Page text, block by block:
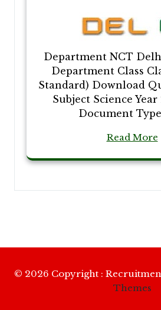
Department NCT
Department Class
Standard) Download
Subject Science Year
Document
Read More
© 2026 Copyright :
Themes